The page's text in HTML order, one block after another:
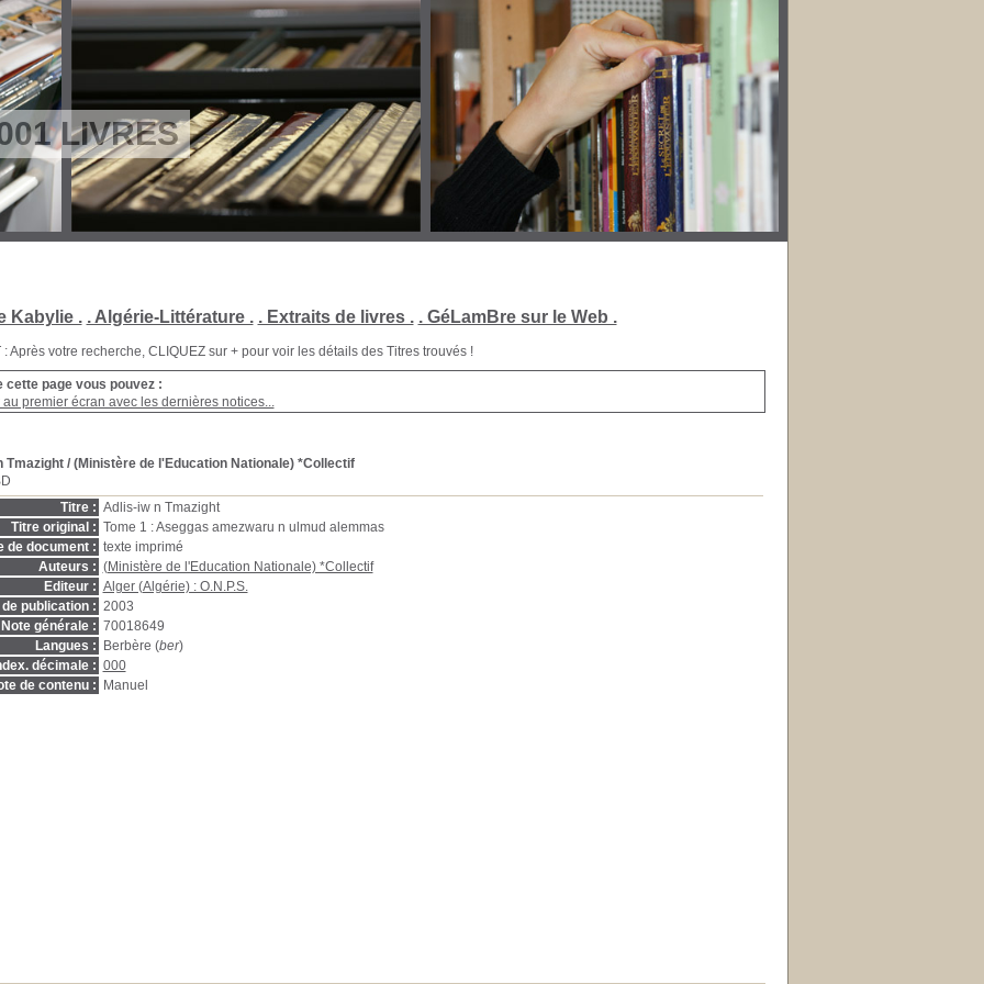
LIVRES
Kabylie . . Algérie-Littérature . . Extraits de livres . . GéLamBre sur le Web .
: Après votre recherche, CLIQUEZ sur + pour voir les détails des Titres trouvés !
cette page vous pouvez :
au premier écran avec les dernières notices...
Tmazight/ (Ministère de l'Education Nationale) *Collectif
Titre : Adlis-iw n Tmazight
Titre original : Tome 1 : Aseggas amezwaru n ulmud alemmas
de document : texte imprimé
Auteurs : (Ministère de l'Education Nationale) *Collectif
Editeur : Alger (Algérie) : O.N.P.S.
publication : 2003
Note générale : 70018649
Langues :
Berbère (ber)
décimale : 000
de contenu :
Manuel